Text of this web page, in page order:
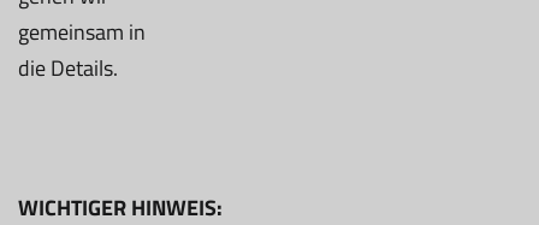
gemeinsam in
die Details.
WICHTIGER HINWEIS: